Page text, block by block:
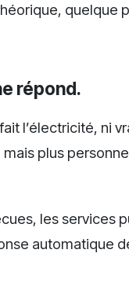
quelque
répond.
l’électricité, ni
plus
les services
automatique